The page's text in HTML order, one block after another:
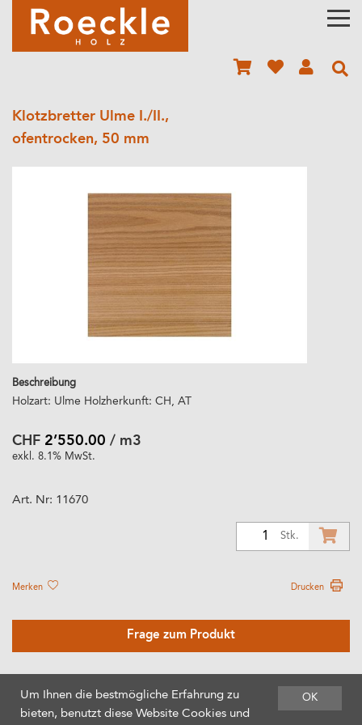
Klotzbretter Ulme I./II.,
ofentrocken, 50 mm
Beschreibung
Holzart: Ulme Holzherkunft: CH, AT
CHF 2’550.00 / m3
exkl. 8.1% MwSt.
Art. Nr: 11670
Stk.
Merken Drucken
Frage zum Produkt
OK
Um Ihnen die bestmögliche Erfahrung zu
bieten, benutzt diese Website Cookies und